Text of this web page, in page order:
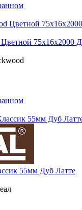
75х16х2000
55мм Дуб Латте